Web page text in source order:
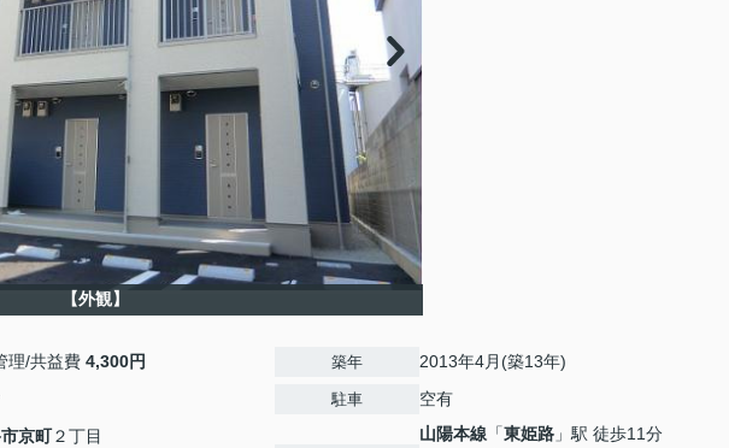
【外観】
/共益費 4,300円
京町２丁目
築年 2013年4月(築13年)
駐車 空有
山陽本線 「東姫路 」駅 徒歩11分